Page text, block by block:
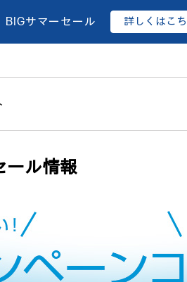
BIGサマーセール 詳しくはこ
ール情報